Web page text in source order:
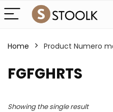
Home Product Numero
‎FGFGHRTS
Showing the single result